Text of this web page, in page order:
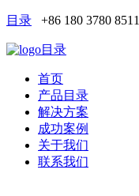
目录 +86 180 3780 8511
目录
首页
产品目录
解决方案
成功案例
关于我们
联系我们